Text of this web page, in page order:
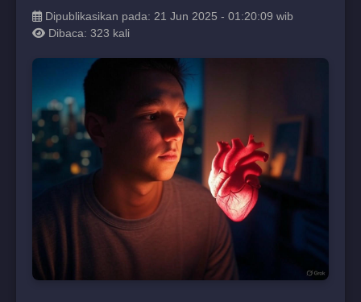
Dipublikasikan pada: 21 Jun 2025 - 01:20:09 wib
Dibaca: 323 kali